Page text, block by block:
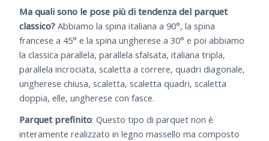
Ma quali sono le pose più di tendenza del parquet
classico? Abbiamo la spina italiana a 90°, la spina
francese a 45° e la spina ungherese a 30° e poi abbiamo
la classica parallela, parallela sfalsata, italiana tripla,
parallela incrociata, scaletta a correre, quadri diagonale,
ungherese chiusa, scaletta, scaletta quadri, scaletta
doppia, elle, ungherese con fasce.
Parquet prefinito: Questo tipo di parquet non è
interamente realizzato in legno massello ma composto